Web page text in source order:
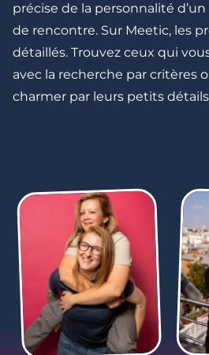
3 minutes
Rencontre à Saint-Louis
précise de la personnalité
de rencontre. Sur Meetic, les
détaillés. Trouvez ceux qui
avec la recherche par critères
charmer par leurs petits